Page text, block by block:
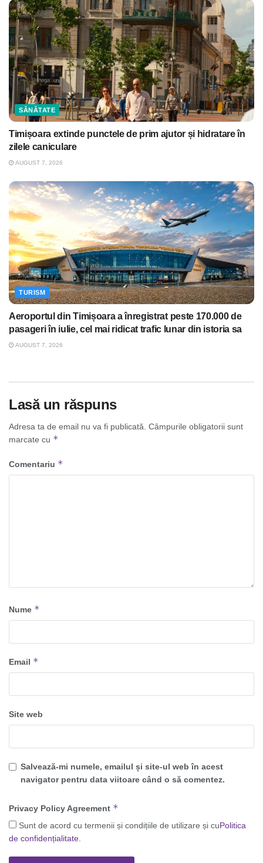
SĂNĂTATE
Timișoara extinde punctele de prim ajutor și hidratare în
zilele caniculare
AUGUST 7, 2026
TURISM
Aeroportul din Timișoara a înregistrat peste 170.000 de
pasageri în iulie, cel mai ridicat trafic lunar din istoria sa
AUGUST 7, 2026
Lasă un răspuns
Adresa ta de email nu va fi publicată. Câmpurile obligatorii sunt
marcate cu *
Comentariu *
Nume *
Email *
Site web
Salvează-mi numele, emailul și site-ul web în acest
navigator pentru data viitoare când o să comentez.
Privacy Policy Agreement *
Sunt de acord cu termenii și condițiile de utilizare și cuPolitica
de confidențialitate